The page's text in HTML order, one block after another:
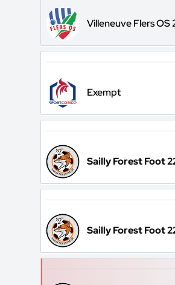
Villeneuve Flers OS
Exempt
Sailly Forest Foot
Sailly Forest Foot